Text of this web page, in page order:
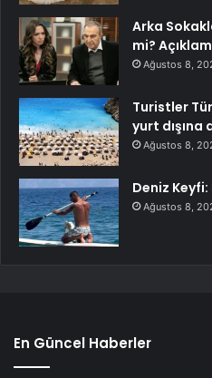
Arka
mi?
Ağustos 8,
Turistler
yurt dışına
Ağustos 8,
Deniz
Ağustos 8,
En Güncel Haberler